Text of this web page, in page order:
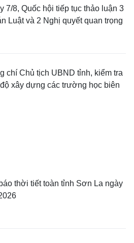
7/8, Quốc hội tiếp tục thảo luận 3
Luật và 2 Nghị quyết quan trọng
chí Chủ tịch UBND tỉnh, kiểm tra
xây dựng các trường học biên
thời tiết toàn tỉnh Sơn La ngày